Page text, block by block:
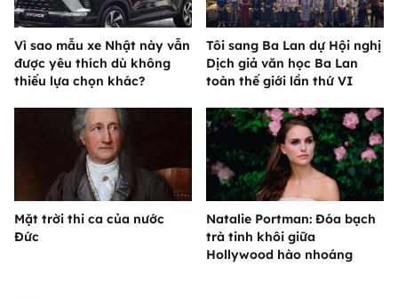
Vì sao mẫu xe Nhật này vẫn
được yêu thích dù không
thiếu lựa chọn khác?
Tôi sang Ba Lan dự Hội nghị
Dịch giả văn học Ba Lan
toàn thế giới lần thứ VI
Mặt trời thi ca của nước
Đức
Natalie Portman: Đóa bạch
trà tinh khôi giữa
Hollywood hào nhoáng